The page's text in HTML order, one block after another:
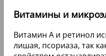
Витамины и
Витамин А и ретинол
лишая, псориаза, так